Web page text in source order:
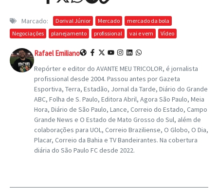
Marcado: Dorival Júnior Mercado
mercado da bola
Negociações
planejamento profissional vai e vem Vídeo
Rafael Emiliano
Repórter e editor do AVANTE MEU TRICOLOR, é jornalista
profissional desde 2004. Passou antes por Gazeta
Esportiva, Terra, Estadão, Jornal da Tarde, Diário do Grande
ABC, Folha de S. Paulo, Editora Abril, Agora São Paulo, Meia
Hora, Diário de São Paulo, Lance, Correio do Estado, Campo
Grande News e O Estado de Mato Grosso do Sul, além de
colaborações para UOL, Correio Braziliense, O Globo, O Dia,
Placar, Correio da Bahia e TV Bandeirantes. Na cobertura
diária do São Paulo FC desde 2022.